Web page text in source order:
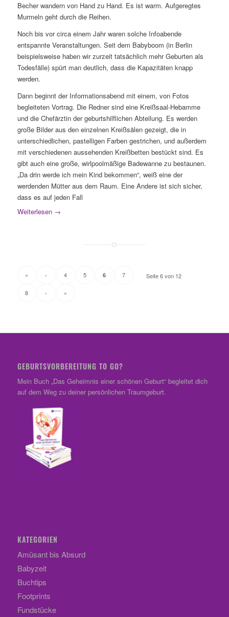
Becher wandern von Hand zu Hand. Es ist warm. Aufgeregtes
Murmeln geht durch die Reihen.
Noch bis vor circa einem Jahr waren solche Infoabende
entspannte Veranstaltungen. Seit dem Babyboom (in Berlin
beispielsweise haben wir zurzeit tatsächlich mehr Geburten als
Todesfälle) spürt man deutlich, dass die Kapazitäten knapp
werden.
Dann beginnt der Informationsabend mit einem, von Fotos
begleiteten Vortrag. Die Redner sind eine Kreißsaal-Hebamme
und die Chefärztin der geburtshilflichen Abteilung. Es werden
große Bilder aus den einzelnen Kreißsälen gezeigt, die in
unterschiedlichen, pastelligen Farben gestrichen, und außerdem
mit verschiedenen aussehenden Kreißbetten bestückt sind. Es
gibt auch eine große, wirlpoolmäßige Badewanne zu bestaunen.
„Da drin werde ich mein Kind bekommen“, weiß eine der
werdenden Mütter aus dem Raum. Eine Andere ist sich sicher,
dass es auf jeden Fall
Weiterlesen→
Seite 6 von 12
« ‹ 4 5 6 7
8 › »
GEBURTSVORBEREITUNG TO GO?
Mein Buch „Das Geheimnis einer schönen Geburt“ begleitet dich
auf dem Weg zu deiner persönlichen Traumgeburt.
KATEGORIEN
Amüsant bis Absurd
Babyzeit
Buchtips
Footprints
Fundstücke